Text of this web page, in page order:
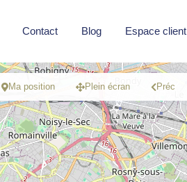
Contact Blog Espace client
Ma position Plein écran Préc